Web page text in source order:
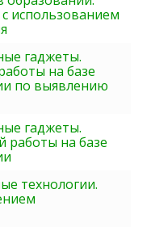
использованием
гаджеты.
на базе
по выявлению
гаджеты.
работы на базе
технологии.